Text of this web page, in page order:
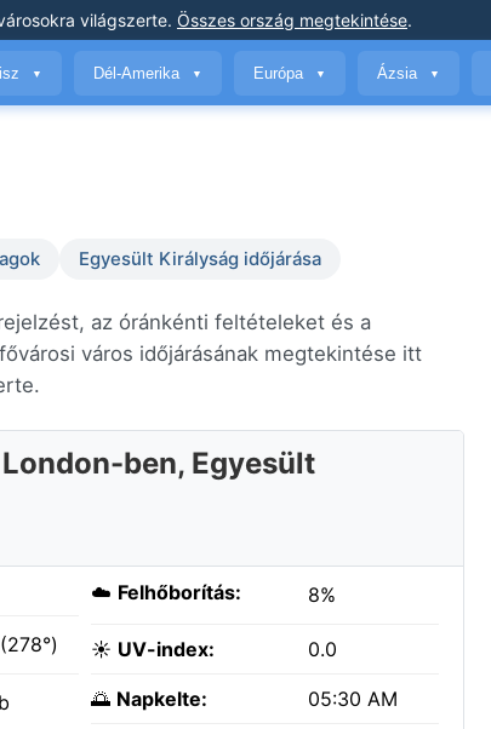
világszerte. Összes ország megtekintése.
▼ Dél-Amerika ▼ Európa ▼ Ázsia ▼
Egyesült Királyság időjárása
az óránkénti feltételeket és a
város időjárásának megtekintése itt
ben, Egyesült
☁️ Felhőborítás: 8%
☀️ UV-index: 0.0
🌅 Napkelte: 05:30 AM